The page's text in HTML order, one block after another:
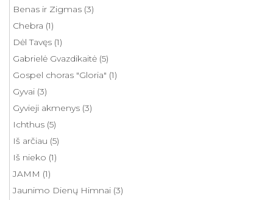
Benas ir Zigmas (3)
Chebra (1)
Dėl Tavęs (1)
Gabrielė Gvazdikaitė (5)
Gospel choras "Gloria" (1)
Gyvai (3)
Gyvieji akmenys (3)
Ichthus (5)
Iš arčiau (5)
Iš nieko (1)
JAMM (1)
Jaunimo Dienų Himnai (3)